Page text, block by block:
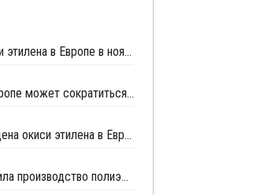
Контрактные цены окиси этилена в Европе в ноябре снизились на EUR37 за тонну
Предложение МЭГ в Европе может сократиться в начале следующего года
Июльская контрактная цена окиси этилена в Европе выросла на EUR33 за тонну
Dow Chemical возобновила производство полиэфирполиолов в Нидерландах и Бельгии